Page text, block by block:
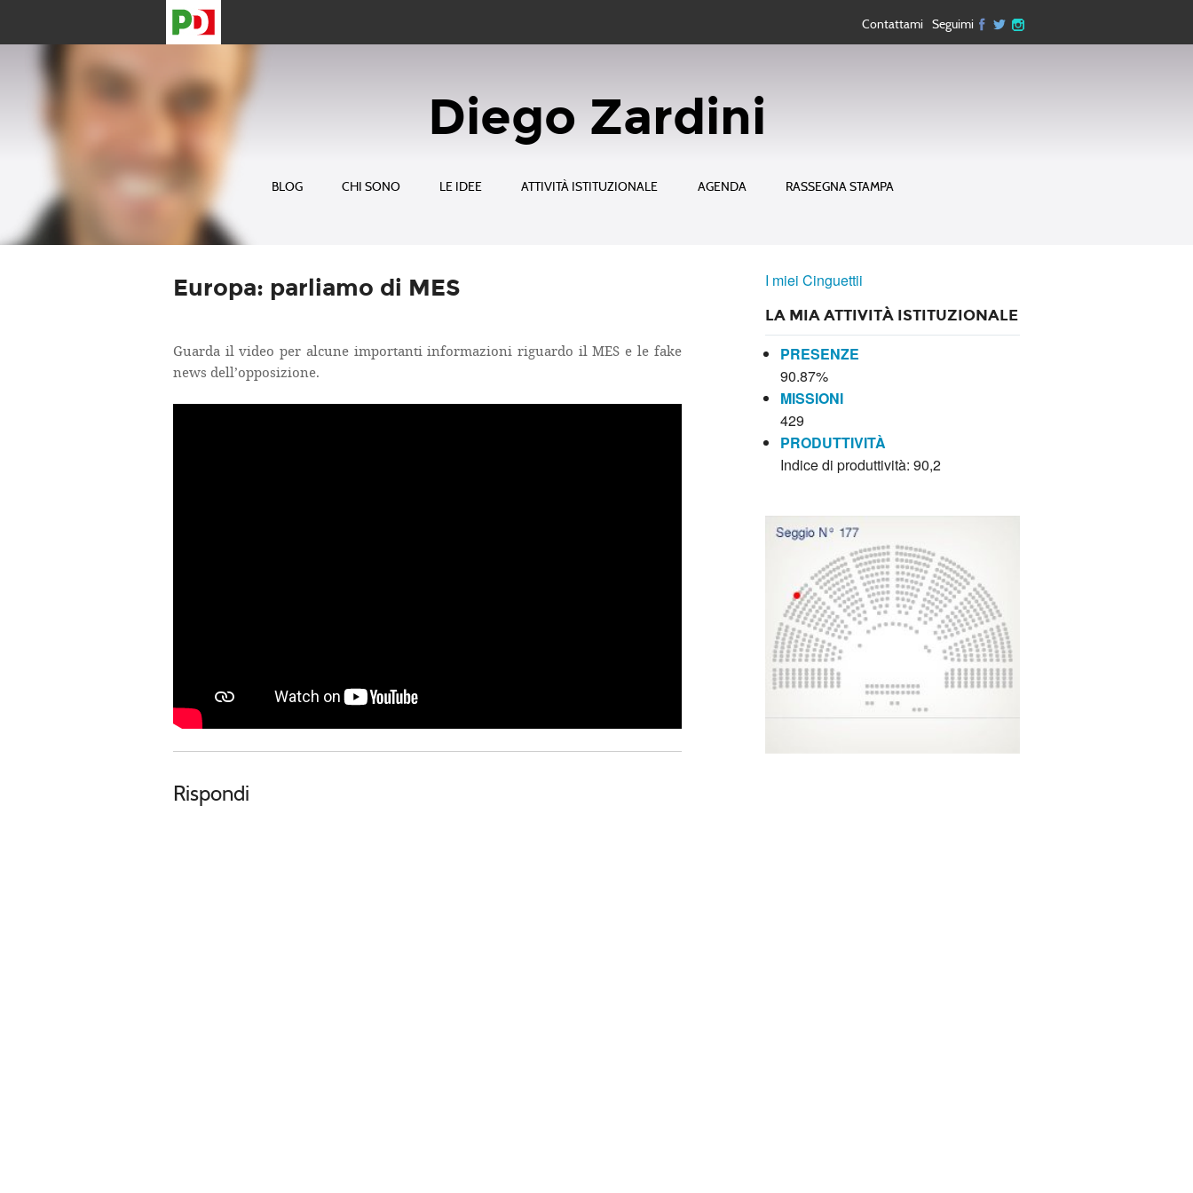
Contattami Seguimi
Diego Zardini
BLOG CHI SONO LE IDEE ATTIVITÀ ISTITUZIONALE AGENDA RASSEGNA STAMPA
Europa: parliamo di MES
Guarda il video per alcune importanti informazioni riguardo il MES e le fake
news dell’opposizione.
Rispondi
I miei Cinguettii
LA MIA ATTIVITÀ ISTITUZIONALE
PRESENZE
90.87%
MISSIONI
429
PRODUTTIVITÀ
Indice di produttività: 90,2